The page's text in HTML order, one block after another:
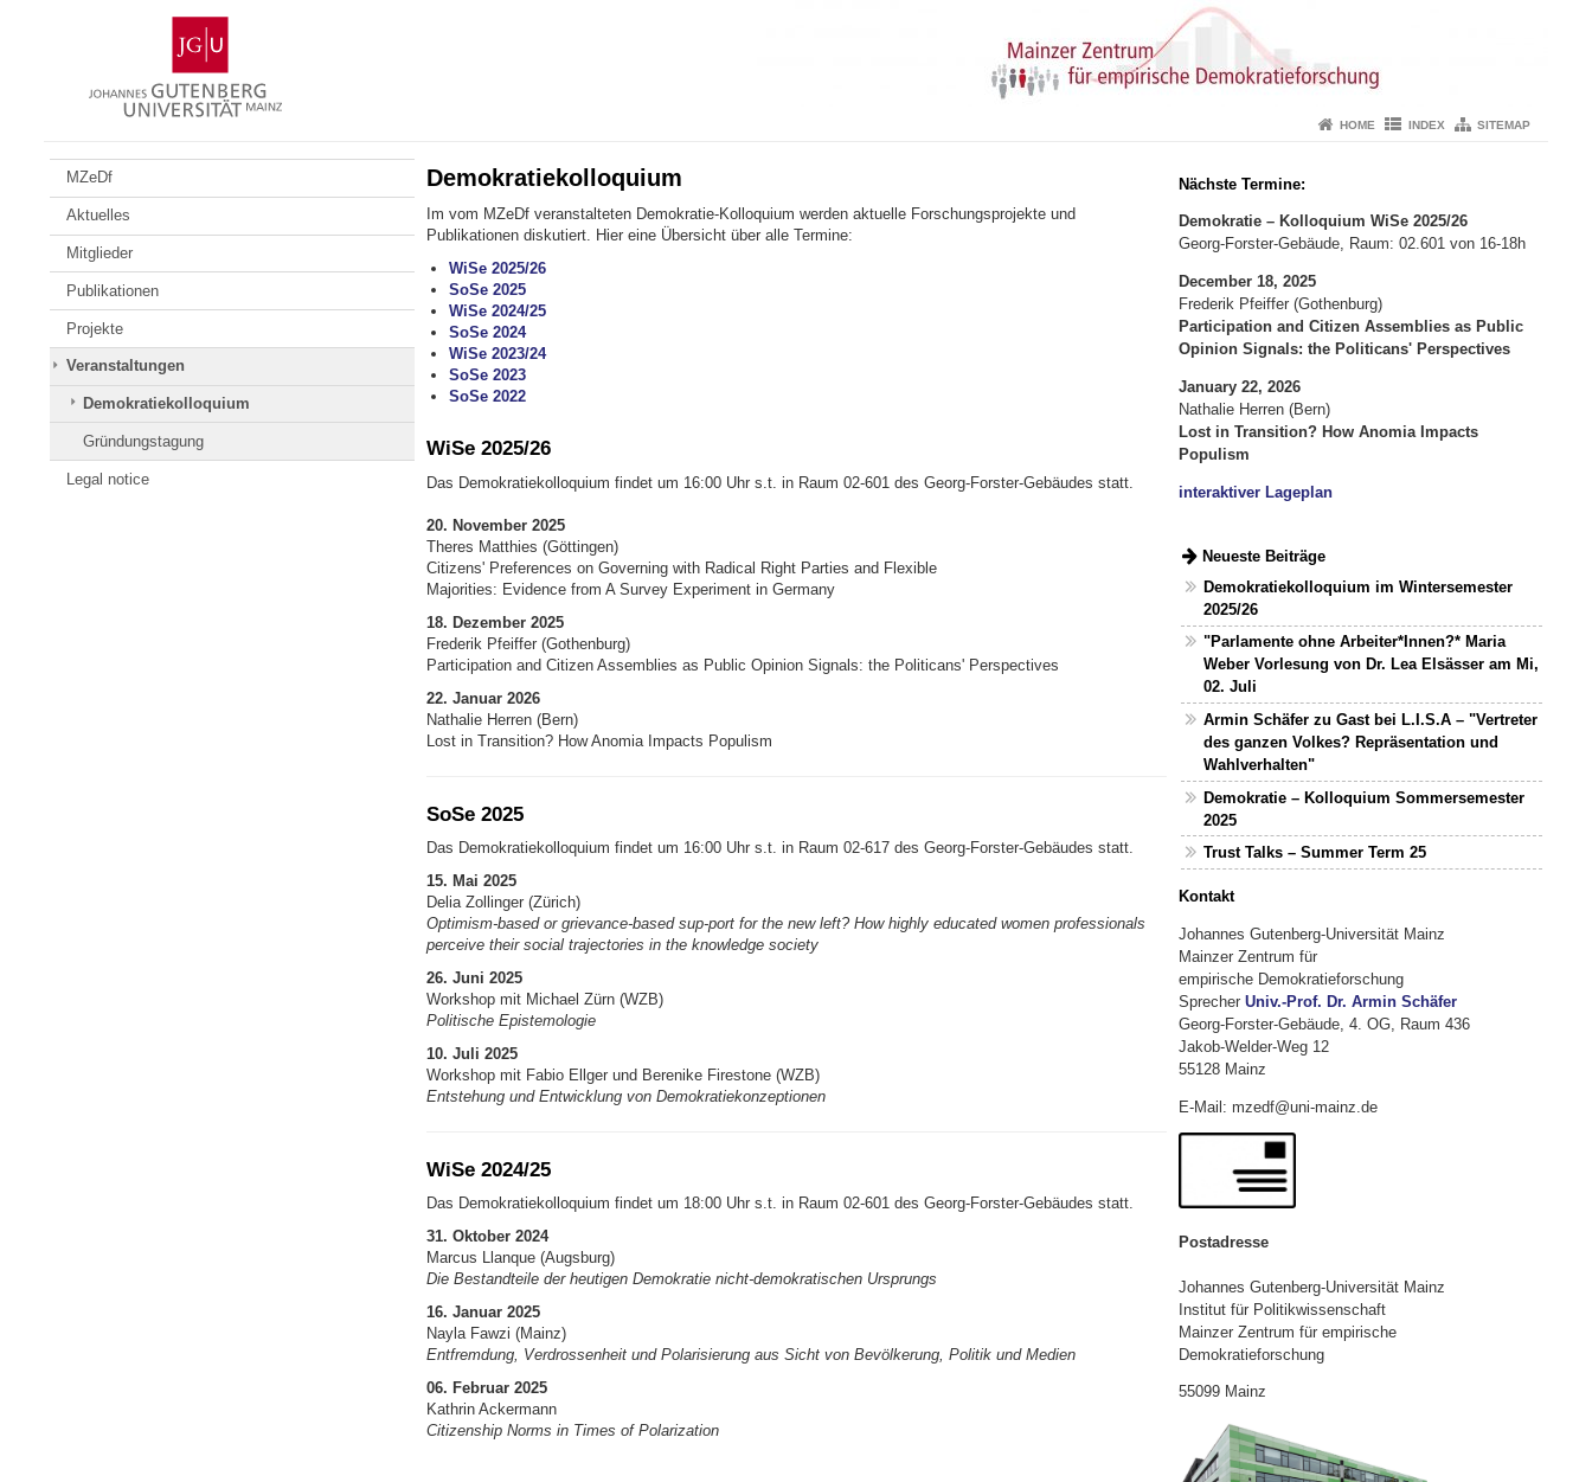
Gutenberg
University
Mainz
HOME INDEX SITEMAP
MZeDf
Aktuelles
Mitglieder
Publikationen
Projekte
Veranstaltungen
Demokratiekolloquium
Gründungstagung
Legal notice
Demokratiekolloquium
Im vom MZeDf veranstalteten Demokratie-Kolloquium werden aktuelle Forschungsprojekte und
Publikationen diskutiert. Hier eine Übersicht über alle Termine:
WiSe 2025/26
SoSe 2025
WiSe 2024/25
SoSe 2024
WiSe 2023/24
SoSe 2023
SoSe 2022
WiSe 2025/26
Das Demokratiekolloquium findet um 16:00 Uhr s.t. in Raum 02-601 des Georg-Forster-Gebäudes statt.
20. November 2025
Theres Matthies (Göttingen)
Citizens' Preferences on Governing with Radical Right Parties and Flexible
Majorities: Evidence from A Survey Experiment in Germany
18. Dezember 2025
Frederik Pfeiffer (Gothenburg)
Participation and Citizen Assemblies as Public Opinion Signals: the Politicans' Perspectives
22. Januar 2026
Nathalie Herren (Bern)
Lost in Transition? How Anomia Impacts Populism
SoSe 2025
Das Demokratiekolloquium findet um 16:00 Uhr s.t. in Raum 02-617 des Georg-Forster-Gebäudes statt.
15. Mai 2025
Delia Zollinger (Zürich)
Optimism-based or grievance-based sup-port for the new left? How highly educated women professionals
perceive their social trajectories in the knowledge society
26. Juni 2025
Workshop mit Michael Zürn (WZB)
Politische Epistemologie
10. Juli 2025
Workshop mit Fabio Ellger und Berenike Firestone (WZB)
Entstehung und Entwicklung von Demokratiekonzeptionen
WiSe 2024/25
Das Demokratiekolloquium findet um 18:00 Uhr s.t. in Raum 02-601 des Georg-Forster-Gebäudes statt.
31. Oktober 2024
Marcus Llanque (Augsburg)
Die Bestandteile der heutigen Demokratie nicht-demokratischen Ursprungs
16. Januar 2025
Nayla Fawzi (Mainz)
Entfremdung, Verdrossenheit und Polarisierung aus Sicht von Bevölkerung, Politik und Medien
06. Februar 2025
Kathrin Ackermann
Citizenship Norms in Times of Polarization
Nächste Termine:
Demokratie – Kolloquium WiSe 2025/26
Georg-Forster-Gebäude, Raum: 02.601 von 16-18h
December 18, 2025
Frederik Pfeiffer (Gothenburg)
Participation and Citizen Assemblies as Public
Opinion Signals: the Politicans' Perspectives
January 22, 2026
Nathalie Herren (Bern)
Lost in Transition? How Anomia Impacts
Populism
interaktiver Lageplan
Neueste Beiträge
Demokratiekolloquium im Wintersemester
2025/26
"Parlamente ohne Arbeiter*Innen?* Maria
Weber Vorlesung von Dr. Lea Elsässer am Mi,
02. Juli
Armin Schäfer zu Gast bei L.I.S.A – "Vertreter
des ganzen Volkes? Repräsentation und
Wahlverhalten"
Demokratie – Kolloquium Sommersemester
2025
Trust Talks – Summer Term 25
Kontakt
Johannes Gutenberg-Universität Mainz
Mainzer Zentrum für
empirische Demokratieforschung
Sprecher Univ.-Prof. Dr. Armin Schäfer
Georg-Forster-Gebäude, 4. OG, Raum 436
Jakob-Welder-Weg 12
55128 Mainz
E-Mail: mzedf@uni-mainz.de
Postadresse
Johannes Gutenberg-Universität Mainz
Institut für Politikwissenschaft
Mainzer Zentrum für empirische
Demokratieforschung
55099 Mainz